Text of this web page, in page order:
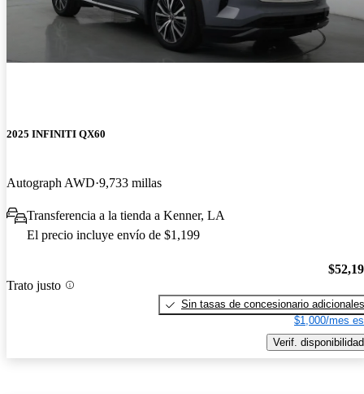
2025 INFINITI QX60
Autograph AWD 9,733 millas
Transferencia a la tienda a Kenner, LA
El precio incluye envío de $1,199
Trato justo
Sin tasas de concesionario adicionales
$1,000/mes
Verif. disponibilidad